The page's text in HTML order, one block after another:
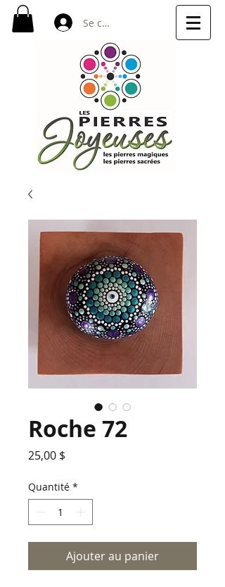
Se connecter
Roche 72
25,00 $
Quantité *
Ajouter au panier